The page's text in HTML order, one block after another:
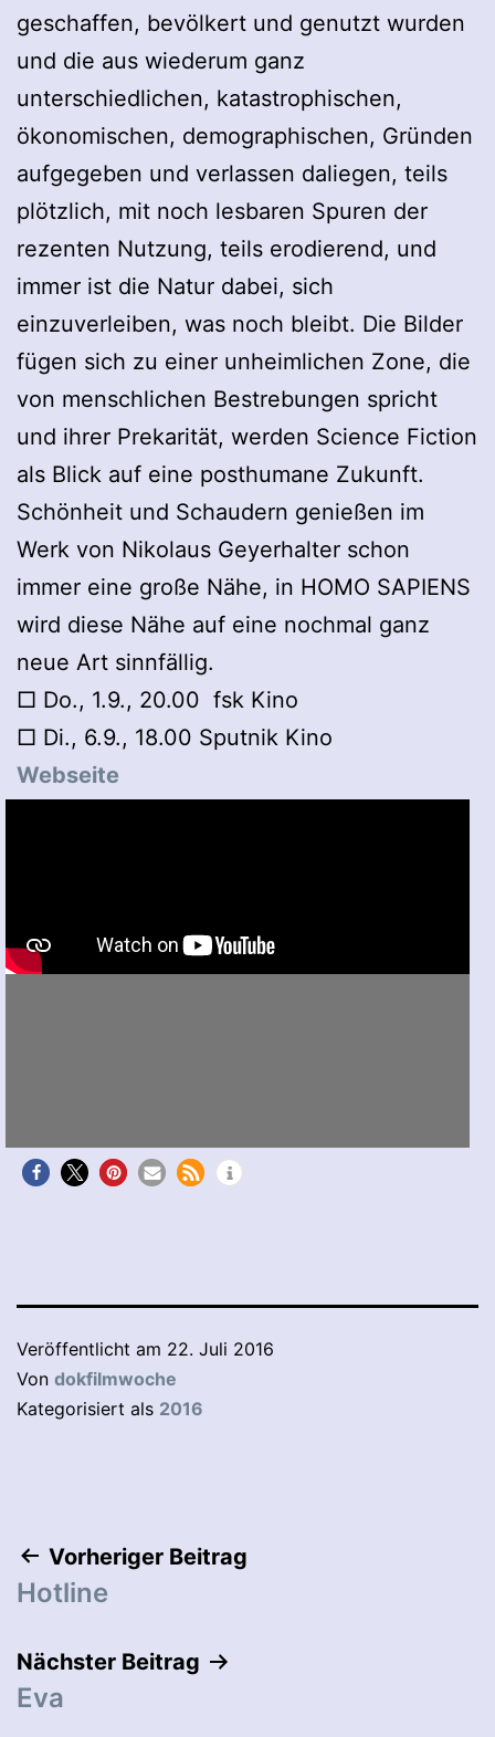
geschaffen, bevölkert und genutzt wurden
und die aus wiederum ganz
unterschiedlichen, katastrophischen,
ökonomischen, demographischen, Gründen
aufgegeben und verlassen daliegen, teils
plötzlich, mit noch lesbaren Spuren der
rezenten Nutzung, teils erodierend, und
immer ist die Natur dabei, sich
einzuverleiben, was noch bleibt. Die Bilder
fügen sich zu einer unheimlichen Zone, die
von menschlichen Bestrebungen spricht
und ihrer Prekarität, werden Science Fiction
als Blick auf eine posthumane Zukunft.
Schönheit und Schaudern genießen im
Werk von Nikolaus Geyerhalter schon
immer eine große Nähe, in HOMO SAPIENS
wird diese Nähe auf eine nochmal ganz
neue Art sinnfällig.
□ Do., 1.9., 20.00 fsk Kino
□ Di., 6.9., 18.00 Sputnik Kino
Webseite
Veröffentlicht am 22. Juli 2016
Von dokfilmwoche
Kategorisiert als 2016
Beitragsnavigation
Vorheriger Beitrag
Hotline
Nächster Beitrag
Eva